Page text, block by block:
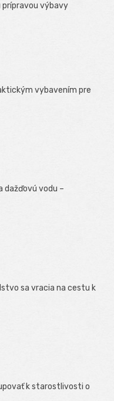
prípravou výbavy
vybavením pre
dažďovú vodu –
sa vracia na cestu k
k starostlivosti o